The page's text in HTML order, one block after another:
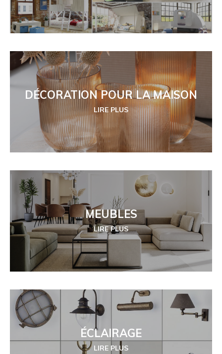
DÉCORATION POUR LA MAISON
LIRE PLUS
MEUBLES
LIRE PLUS
ÉCLAIRAGE
LIRE PLUS